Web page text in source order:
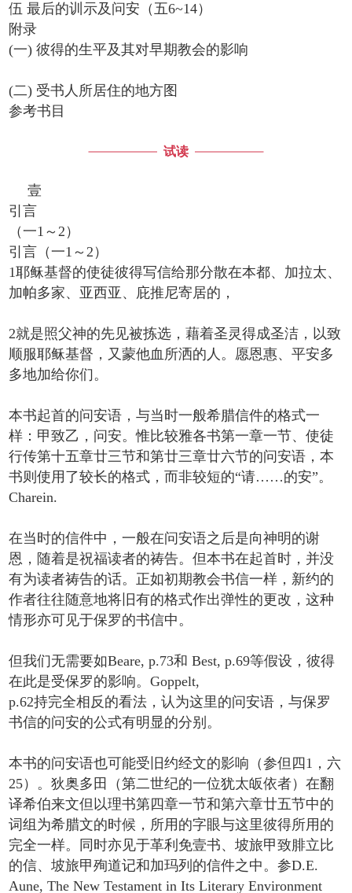
伍 最后的训示及问安（五6~14）
附录
(一) 彼得的生平及其对早期教会的影响
(二) 受书人所居住的地方图
参考书目
试读
壹
引言
（一1～2）
引言（一1～2）
1耶稣基督的使徒彼得写信给那分散在本都、加拉太、
加帕多家、亚西亚、庇推尼寄居的，
2就是照父神的先见被拣选，藉着圣灵得成圣洁，以致
顺服耶稣基督，又蒙他血所洒的人。愿恩惠、平安多
多地加给你们。
本书起首的问安语，与当时一般希腊信件的格式一
样：甲致乙，问安。惟比较雅各书第一章一节、使徒
行传第十五章廿三节和第廿三章廿六节的问安语，本
书则使用了较长的格式，而非较短的“请……的安”。
Charein.
在当时的信件中，一般在问安语之后是向神明的谢
恩，随着是祝福读者的祷告。但本书在起首时，并没
有为读者祷告的话。正如初期教会书信一样，新约的
作者往往随意地将旧有的格式作出弹性的更改，这种
情形亦可见于保罗的书信中。
但我们无需要如Beare, p.73和 Best, p.69等假设，彼得
在此是受保罗的影响。Goppelt,
p.62持完全相反的看法，认为这里的问安语，与保罗
书信的问安的公式有明显的分别。
本书的问安语也可能受旧约经文的影响（参但四1，六
25）。狄奥多田（第二世纪的一位犹太皈依者）在翻
译希伯来文但以理书第四章一节和第六章廿五节中的
词组为希腊文的时候，所用的字眼与这里彼得所用的
完全一样。同时亦见于革利免壹书、坡旅甲致腓立比
的信、坡旅甲殉道记和加玛列的信件之中。参D.E.
Aune, The New Testament in Its Literary Environment